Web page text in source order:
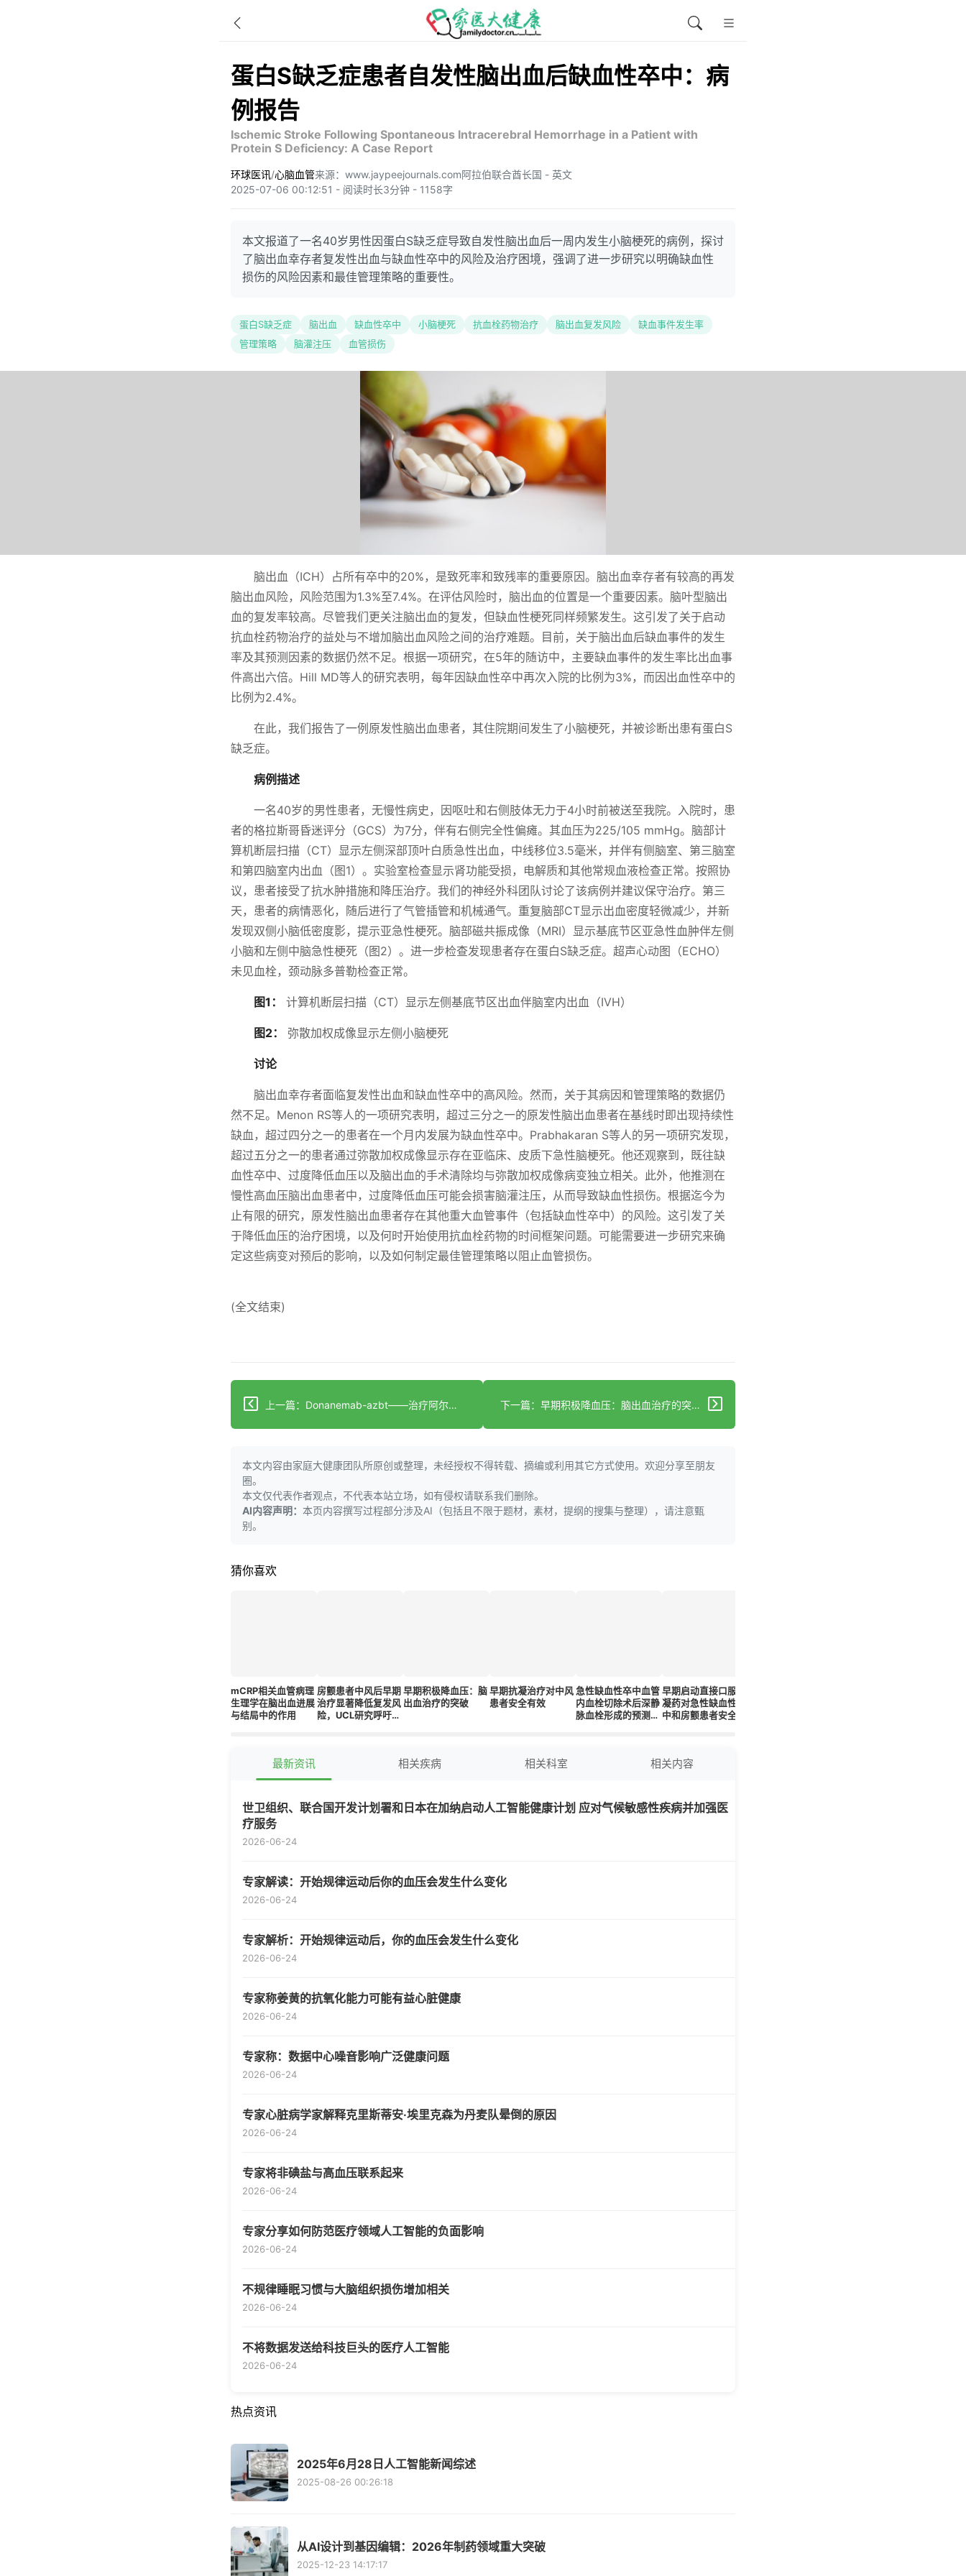
蛋白S缺乏症患者自发性脑出血后缺血性卒中：病
例报告
Ischemic Stroke Following Spontaneous Intracerebral Hemorrhage in a Patient with
Protein S Deficiency: A Case Report
环球医讯/心脑血管来源：www.jaypeejournals.com阿拉伯联合酋长国 - 英文
2025-07-06 00:12:51 - 阅读时长3分钟 - 1158字
本文报道了一名40岁男性因蛋白S缺乏症导致自发性脑出血后一周内发生小脑梗死的病例，探讨
了脑出血幸存者复发性出血与缺血性卒中的风险及治疗困境，强调了进一步研究以明确缺血性
损伤的风险因素和最佳管理策略的重要性。
蛋白S缺乏症 脑出血 缺血性卒中 小脑梗死 抗血栓药物治疗 脑出血复发风险
缺血事件发生率
管理策略
脑灌注压 血管损伤
脑出血（ICH）占所有卒中的20%，是致死率和致残率的重要原因。脑出血幸存者有较高的再发
脑出血风险，风险范围为1.3%至7.4%。在评估风险时，脑出血的位置是一个重要因素。脑叶型脑出
血的复发率较高。尽管我们更关注脑出血的复发，但缺血性梗死同样频繁发生。这引发了关于启动
抗血栓药物治疗的益处与不增加脑出血风险之间的治疗难题。目前，关于脑出血后缺血事件的发生
率及其预测因素的数据仍然不足。根据一项研究，在5年的随访中，主要缺血事件的发生率比出血事
件高出六倍。Hill MD等人的研究表明，每年因缺血性卒中再次入院的比例为3%，而因出血性卒中的
比例为2.4%。
在此，我们报告了一例原发性脑出血患者，其住院期间发生了小脑梗死，并被诊断出患有蛋白S
缺乏症。
病例描述
一名40岁的男性患者，无慢性病史，因呕吐和右侧肢体无力于4小时前被送至我院。入院时，患
者的格拉斯哥昏迷评分（GCS）为7分，伴有右侧完全性偏瘫。其血压为225/105 mmHg。脑部计
算机断层扫描（CT）显示左侧深部顶叶白质急性出血，中线移位3.5毫米，并伴有侧脑室、第三脑室
和第四脑室内出血（图1）。实验室检查显示肾功能受损，电解质和其他常规血液检查正常。按照协
议，患者接受了抗水肿措施和降压治疗。我们的神经外科团队讨论了该病例并建议保守治疗。第三
天，患者的病情恶化，随后进行了气管插管和机械通气。重复脑部CT显示出血密度轻微减少，并新
发现双侧小脑低密度影，提示亚急性梗死。脑部磁共振成像（MRI）显示基底节区亚急性血肿伴左侧
小脑和左侧中脑急性梗死（图2）。进一步检查发现患者存在蛋白S缺乏症。超声心动图（ECHO）
未见血栓，颈动脉多普勒检查正常。
图1： 计算机断层扫描（CT）显示左侧基底节区出血伴脑室内出血（IVH）
图2： 弥散加权成像显示左侧小脑梗死
讨论
脑出血幸存者面临复发性出血和缺血性卒中的高风险。然而，关于其病因和管理策略的数据仍
然不足。Menon RS等人的一项研究表明，超过三分之一的原发性脑出血患者在基线时即出现持续性
缺血，超过四分之一的患者在一个月内发展为缺血性卒中。Prabhakaran S等人的另一项研究发现，
超过五分之一的患者通过弥散加权成像显示存在亚临床、皮质下急性脑梗死。他还观察到，既往缺
血性卒中、过度降低血压以及脑出血的手术清除均与弥散加权成像病变独立相关。此外，他推测在
慢性高血压脑出血患者中，过度降低血压可能会损害脑灌注压，从而导致缺血性损伤。根据迄今为
止有限的研究，原发性脑出血患者存在其他重大血管事件（包括缺血性卒中）的风险。这引发了关
于降低血压的治疗困境，以及何时开始使用抗血栓药物的时间框架问题。可能需要进一步研究来确
定这些病变对预后的影响，以及如何制定最佳管理策略以阻止血管损伤。
(全文结束)
上一篇：Donanemab-azbt——治疗阿尔茨海默病的新型药物 下一篇：早期积极降血压：脑出血治疗的突破
本文内容由家庭大健康团队所原创或整理，未经授权不得转载、摘编或利用其它方式使用。欢迎分享至朋友
圈。
本文仅代表作者观点，不代表本站立场，如有侵权请联系我们删除。
AI内容声明： 本页内容撰写过程部分涉及AI（包括且不限于题材，素材，提纲的搜集与整理），请注意甄
别。
猜你喜欢
mCRP相关血管病理
生理学在脑出血进展
与结局中的作用
房颤患者中风后早期
治疗显著降低复发风
险，UCL研究呼吁更
早期积极降血压：脑
出血治疗的突破
早期抗凝治疗对中风
患者安全有效
急性缺血性卒中血管
内血栓切除术后深静
脉血栓形成的预测列
早期启动直接口服抗
凝药对急性缺血性卒
中和房颤患者安全有
最新资讯 相关疾病 相关科室 相关内容
世卫组织、联合国开发计划署和日本在加纳启动人工智能健康计划 应对气候敏感性疾病并加强医
疗服务
2026-06-24
专家解读：开始规律运动后你的血压会发生什么变化
2026-06-24
专家解析：开始规律运动后，你的血压会发生什么变化
2026-06-24
专家称姜黄的抗氧化能力可能有益心脏健康
2026-06-24
专家称：数据中心噪音影响广泛健康问题
2026-06-24
专家心脏病学家解释克里斯蒂安·埃里克森为丹麦队晕倒的原因
2026-06-24
专家将非碘盐与高血压联系起来
2026-06-24
专家分享如何防范医疗领域人工智能的负面影响
2026-06-24
不规律睡眠习惯与大脑组织损伤增加相关
2026-06-24
不将数据发送给科技巨头的医疗人工智能
2026-06-24
热点资讯
2025年6月28日人工智能新闻综述
2025-08-26 00:26:18
从AI设计到基因编辑：2026年制药领域重大突破
2025-12-23 14:17:17